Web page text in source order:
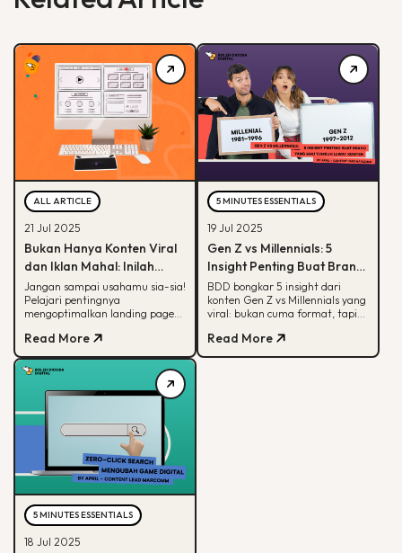
ALL ARTICLE
21 Jul 2025
Bukan Hanya Konten Viral
dan Iklan Mahal: Inilah
Peran Krusial Landing
Page dalam Digital
Marketing
Jangan sampai usahamu sia-sia!
Pelajari pentingnya
mengoptimalkan landing page
maksimal
Read More
5 MINUTES ESSENTIALS
19 Jul 2025
Gen Z vs Millennials: 5
Insight Penting Buat Brand
yang Mau Tumbuh Lewat
Konten
BDD bongkar 5 insight dari
konten Gen Z vs Millennials yang
viral: bukan cuma format, tapi
Read More
5 MINUTES ESSENTIALS
18 Jul 2025